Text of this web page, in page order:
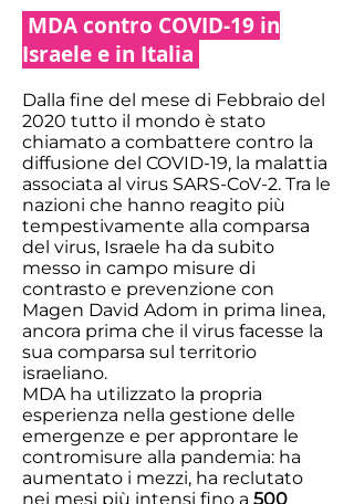
MDA contro COVID-19 in
Israele e in Italia
Dalla fine del mese di Febbraio del
2020 tutto il mondo è stato
chiamato a combattere contro la
diffusione del COVID-19, la malattia
associata al virus SARS-CoV-2. Tra le
nazioni che hanno reagito più
tempestivamente alla comparsa
del virus, Israele ha da subito
messo in campo misure di
contrasto e prevenzione con
Magen David Adom in prima linea,
ancora prima che il virus facesse la
sua comparsa sul territorio
israeliano.
MDA ha utilizzato la propria
esperienza nella gestione delle
emergenze e per approntare le
contromisure alla pandemia: ha
aumentato i mezzi, ha reclutato
nei mesi più intensi fino a 500